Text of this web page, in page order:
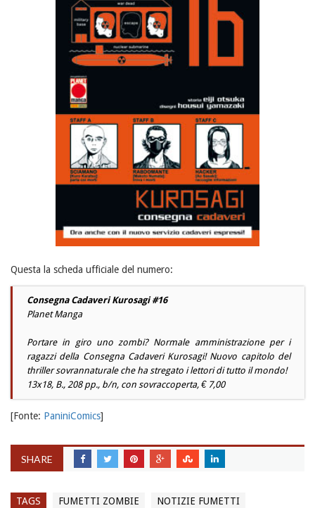
Questa la scheda ufficiale del numero:
Consegna Cadaveri Kurosagi #16
Planet Manga
Portare in giro uno zombi? Normale amministrazione per i
ragazzi della Consegna Cadaveri Kurosagi! Nuovo capitolo del
thriller sovrannaturale che ha stregato i lettori di tutto il mondo!
13x18, B., 208 pp., b/n, con sovraccoperta, € 7,00
[Fonte: PaniniComics]
SHARE
TAGS FUMETTI ZOMBIE
NOTIZIE FUMETTI